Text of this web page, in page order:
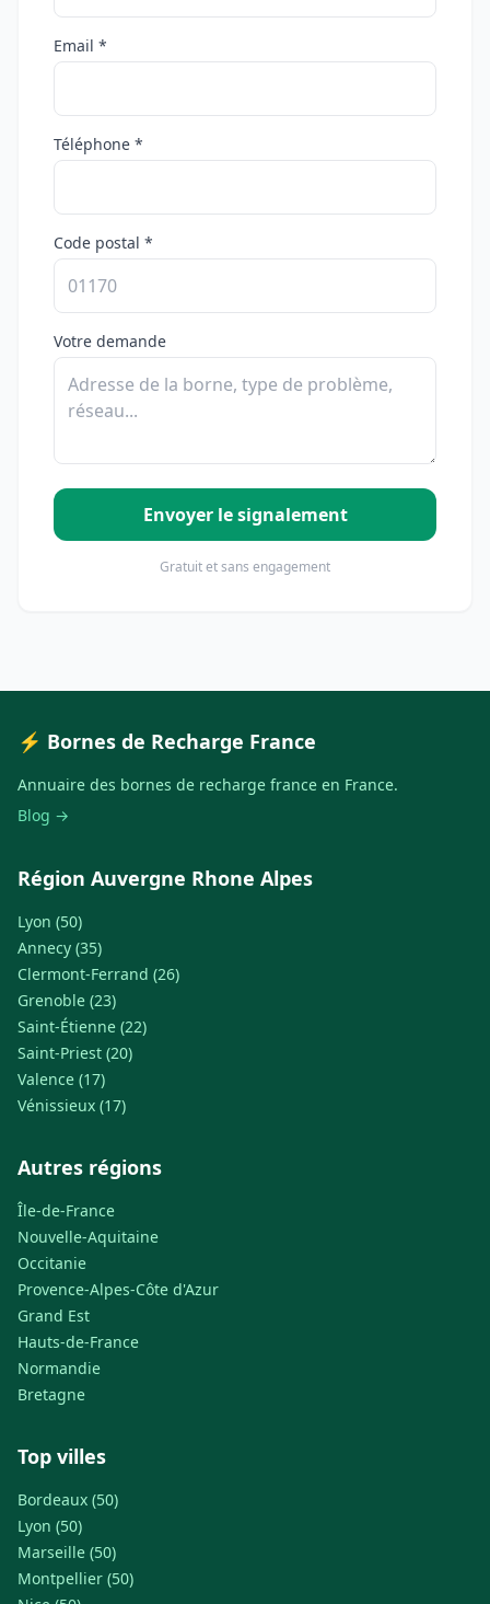
Email *
Téléphone *
Code postal *
Votre demande
Envoyer le signalement
Gratuit et sans engagement
⚡ Bornes de Recharge France
Annuaire des bornes de recharge france en France.
Blog →
Région Auvergne Rhone Alpes
Lyon (50)
Annecy (35)
Clermont-Ferrand (26)
Grenoble (23)
Saint-Étienne (22)
Saint-Priest (20)
Valence (17)
Vénissieux (17)
Autres régions
Île-de-France
Nouvelle-Aquitaine
Occitanie
Provence-Alpes-Côte d'Azur
Grand Est
Hauts-de-France
Normandie
Bretagne
Top villes
Bordeaux (50)
Lyon (50)
Marseille (50)
Montpellier (50)